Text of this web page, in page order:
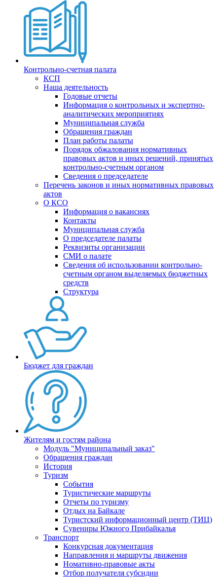
Контрольно-счетная палата
КСП
Наша деятельность
Годовые отчеты
Информация о контрольных и экспертно-
аналитических мероприятиях
Муниципальная служба
Обращения граждан
План работы палаты
Порядок обжалования нормативных
правовых актов и иных решений, принятых
контрольно-счетным органом
Сведения о председателе
Перечень законов и иных нормативных правовых
актов
О КСО
Информация о вакансиях
Контакты
Муниципальная служба
О председателе палаты
Реквизиты организации
СМИ о палате
Сведения об использовании контрольно-
счетным органом выделяемых бюджетных
средств
Структура
Бюджет для граждан
Жителям и гостям района
Модуль "Муниципальный заказ"
Обращения граждан
История
Туризм
События
Туристические маршруты
Отчеты по туризму
Отдых на Байкале
Туристский информационный центр (ТИЦ)
Сувениры Южного Прибайкалья
Транспорт
Конкурсная документация
Направления и маршруты движения
Номативно-правовые акты
Отбор получателя субсидии